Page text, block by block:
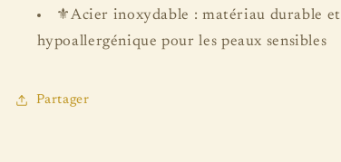
⚜️Acier inoxydable : matériau durable et
hypoallergénique pour les peaux sensibles
Partager